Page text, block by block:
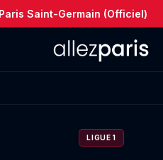
Saint-Germain (Officiel)
LIGUE 1